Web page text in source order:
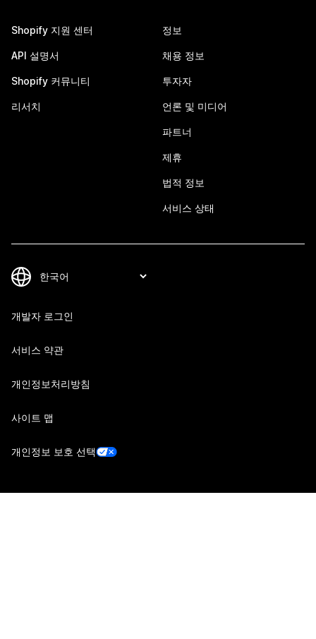
Shopify 지원 센터
API 설명서
Shopify 커뮤니티
리서치
정보
채용 정보
투자자
언론 및 미디어
파트너
제휴
법적 정보
서비스 상태
개발자 로그인
서비스 약관
개인정보처리방침
사이트 맵
개인정보 보호 선택